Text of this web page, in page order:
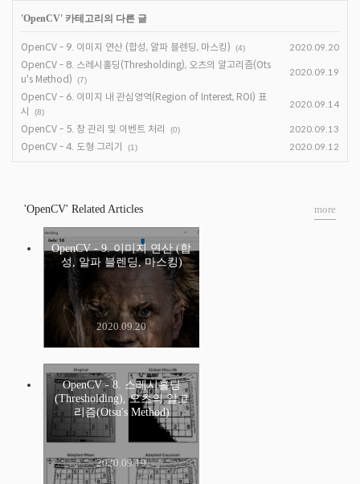
'OpenCV' 카테고리의 다른 글
OpenCV - 9. 이미지 연산 (합성, 알파 블렌딩, 마스킹) (4) 2020.09.20
OpenCV - 8. 스레시홀딩(Thresholding), 오츠의 알고리즘(Ots
u's Method)
(7)
2020.09.19
OpenCV - 6. 이미지 내 관심영역(Region of Interest, ROI) 표
시
(8)
2020.09.14
OpenCV - 5. 창 관리 및 이벤트 처리 (0) 2020.09.13
OpenCV - 4. 도형 그리기 (1) 2020.09.12
'OpenCV' Related Articles
OpenCV - 9. 이미지 연산 (합
성, 알파 블렌딩, 마스킹)
2020.09.20
OpenCV - 8. 스레시홀딩
(Thresholding), 오츠의 알고
리즘(Otsu's Method)
2020.09.19
more